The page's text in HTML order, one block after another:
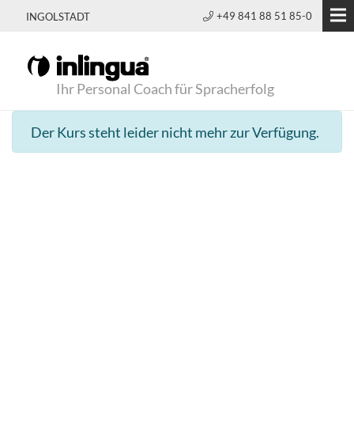
INGOLSTADT +49 841 88 51 85-0
Ihr Personal Coach für Spracherfolg
Der Kurs steht leider nicht mehr zur Verfügung.